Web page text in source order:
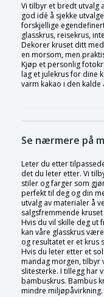
Vi tilbyr et bredt utvalg
god idé å sjekke
forskjellige
glasskrus, reisekrus,
Dekorer kruset ditt
en morsom, men
Kjøp et personlig
lag et julekrus for dine
varm kakao i den kalde
Se nærmere på
Leter du etter
det du leter etter. Vi
stiler og farger som
perfekt til deg og din
utvalg av materialer å
salgsfremmende
Hvis du vil skille deg ut
kan våre glasskrus
og resultatet er et krus
Hvis du leter etter et
mandag morgen, tilbyr
slitesterke. I tillegg har
bambuskrus. Bambus
mindre miljøpåvirkning.